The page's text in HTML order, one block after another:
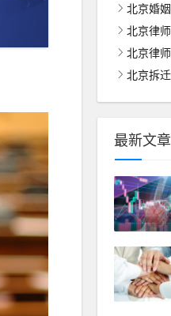
北京婚
北京律师解
北京律师咨
北京拆迁律
最新文章